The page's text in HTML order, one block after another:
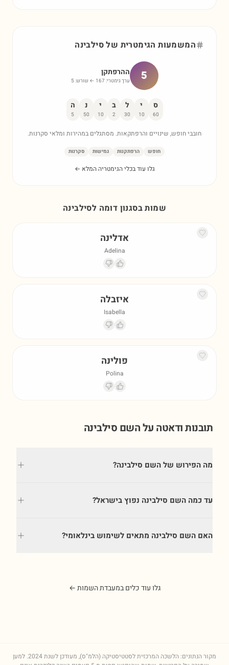
המשמעות הגימטרית שלסילבינה
5 ההרפתקן
ערך גימטרי: 167 ← שורש: 5
ס
60
י
10
ל
30
ב
2
י
10
נ
50
ה
5
חובבי חופש, שינויים והרפתקאות. מסתגלים במהירות ומלאי סקרנות.
חופש הרפתקנות גמישות סקרנות
גלו עוד בכלי הגימטריה המלא ←
שמות בסגנון דומה לסילבינה
אדלינה
Adelina
איזבלה
Isabella
פולינה
Polina
תובנות ודאטה על השם סילבינה
מה הפירוש של השם סילבינה?
עד כמה השם סילבינה נפוץ בישראל?
האם השם סילבינה מתאים לשימוש בינלאומי?
גלו עוד כלים במעבדת השמות ←
מקור הנתונים: הלשכה המרכזית לסטטיסטיקה (הלמ"ס), מעודכן לשנת2024. למען